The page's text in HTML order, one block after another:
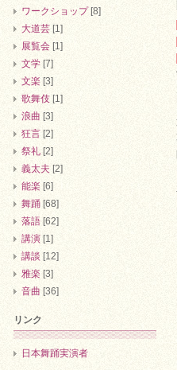
ワークショップ[8]
大道芸 [1]
展覧会 [1]
文学 [7]
文楽 [3]
歌舞伎 [1]
浪曲 [3]
狂言 [2]
祭礼 [2]
義太夫 [2]
能楽 [6]
舞踊 [68]
落語 [62]
講演 [1]
講談 [12]
雅楽 [3]
音曲 [36]
リンク
日本舞踊実演者